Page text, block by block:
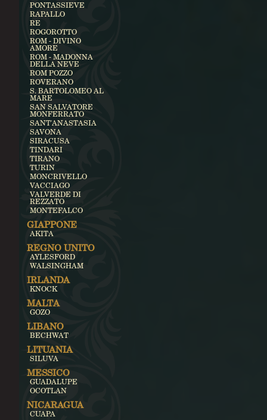
PONTASSIEVE
RAPALLO
RE
ROGOROTTO
ROM - DIVINO
AMORE
ROM - MADONNA
DELLA NEVE
ROM POZZO
ROVERANO
S. BARTOLOMEO AL
MARE
SAN SALVATORE
MONFERRATO
SANT'ANASTASIA
SAVONA
SIRACUSA
TINDARI
TIRANO
TURIN
MONCRIVELLO
VACCIAGO
VALVERDE DI
REZZATO
MONTEFALCO
GIAPPONE
AKITA
REGNO UNITO
AYLESFORD
WALSINGHAM
IRLANDA
KNOCK
MALTA
GOZO
LIBANO
BECHWAT
LITUANIA
SILUVA
MESSICO
GUADALUPE
OCOTLAN
NICARAGUA
CUAPA